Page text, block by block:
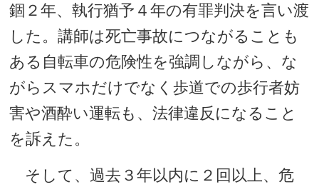
錮２年、執行猶予４年の有罪判決を言い渡
した。講師は死亡事故につながることも
ある自転車の危険性を強調しながら、な
がらスマホだけでなく歩道での歩行者妨
害や酒酔い運転も、法律違反になること
を訴えた。
そして、過去３年以内に２回以上、危